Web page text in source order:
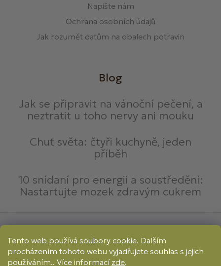
Tento web používá soubory cookie. Dalším
procházením tohoto webu vyjadřujete souhlas s jejich
používáním.. Více informací zde.
Napište nám
Ochrana osobních údajů
Jak rozumět datům na obalech potravin
Blog
Jak se připravit na vánoční pečení, a
neztratit u toho nervy ani mouku
Chuť světa: čtyři kuchyně, jeden
příběh
10 snídaní pro energii a soustředění:
Nastartujte mozek zdravým cukrem
Online Převod Dobírka
Způsoby dopravy: